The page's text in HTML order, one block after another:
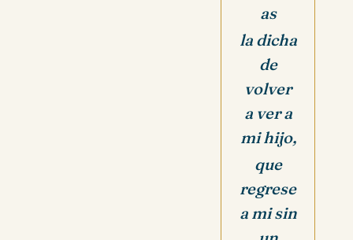
as
la dicha
de
volver
a ver a
mi hijo,
que
regrese
a mi sin